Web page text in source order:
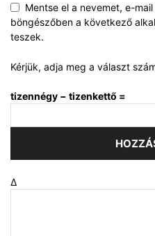
Mentse el a nevemet, e-
böngészőben a következő
teszek.
Kérjük, adja meg a választ
tizennégy − tizenkettő =
Δ